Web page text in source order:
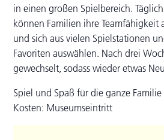
in einen großen Spielbereich.
können Familien ihre Teamfähigkeit
und sich aus vielen Spielstationen
Favoriten auswählen. Nach drei
gewechselt, sodass wieder etwas
Spiel und Spaß für die ganze Familie
Kosten: Museumseintritt